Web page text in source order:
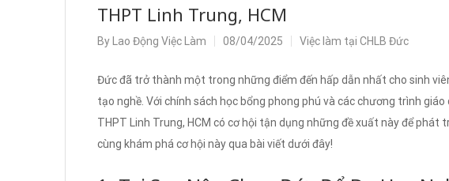
THPT Linh Trung, HCM
By Lao Động Việc Làm 08/04/2025 Việc làm tại CHLB Đức
Đức đã trở thành một trong những điểm đến hấp dẫn nhất cho sinh
tạo nghề. Với chính sách học bổng phong phú và các chương trình
THPT Linh Trung, HCM có cơ hội tận dụng những đề xuất này để phát
cùng khám phá cơ hội này qua bài viết dưới đây!